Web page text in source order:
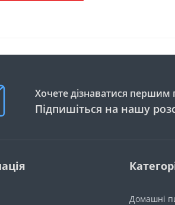
Хочете дізнаватися першим
Підпишіться на нашу
Домашні